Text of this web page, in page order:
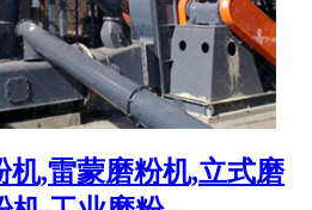
机,雷蒙磨粉机,立式磨